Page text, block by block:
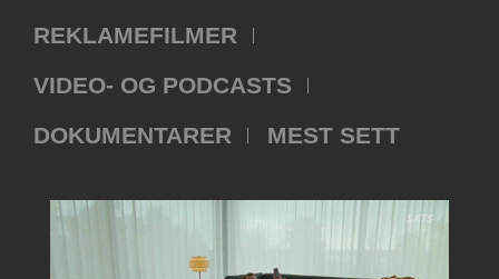
REKLAMEFILMER
VIDEO- OG PODCASTS
DOKUMENTARER
MEST SETT